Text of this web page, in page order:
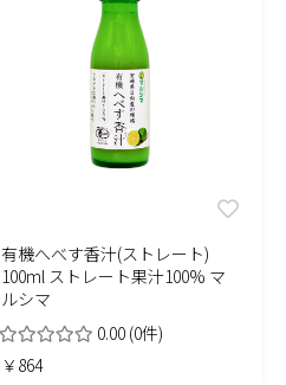
有機へべす香汁(ストレート)
100ml ストレート果汁100% マ
ルシマ
0.00 (0件)
￥864